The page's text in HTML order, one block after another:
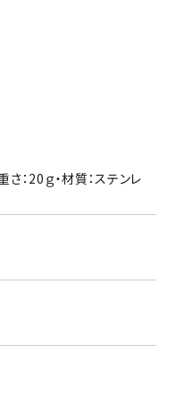
20ｇ・材質：ステンレ